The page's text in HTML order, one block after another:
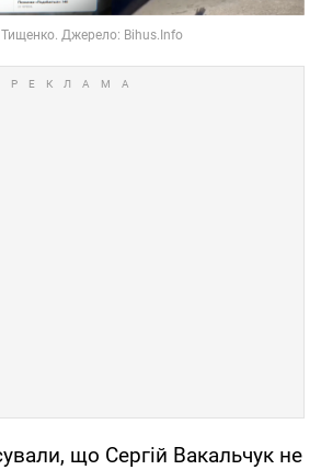
що Сергій Вакальчук не